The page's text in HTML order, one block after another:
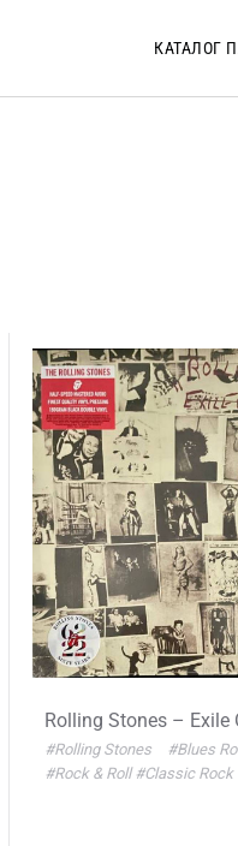
КАТАЛОГ
Rolling Stones – Exile
#Rolling Stones
#Blues
#Rock & Roll #Classic Rock